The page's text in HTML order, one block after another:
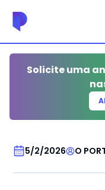
Solicite uma
5/2/2026 O
SEM CATEGORIA